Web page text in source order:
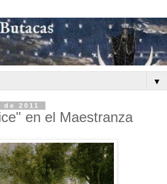
▼
2011
en el Maestranza